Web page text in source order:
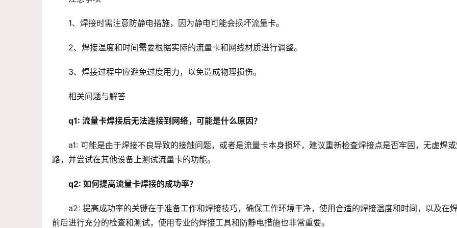
1、焊接时需注意防静电措施，因为静电可能会损坏流量卡。
2、焊接温度和时间需要根据实际的流量卡和网线材质进行调整。
3、焊接过程中应避免过度用力，以免造成物理损伤。
相关问题与解答
q1: 流量卡焊接后无法连接到网络，可能是什么原因？
a1: 可能是由于焊接不良导致的接触问题，或者是流量卡本身损坏，建议重新检查焊接点是否牢固，无虚焊
路，并尝试在其他设备上测试流量卡的功能。
q2: 如何提高流量卡焊接的成功率？
a2: 提高成功率的关键在于准备工作和焊接技巧，确保工作环境干净，使用合适的焊接温度和时间，以及在
前后进行充分的检查和测试，使用专业的焊接工具和防静电措施也非常重要。